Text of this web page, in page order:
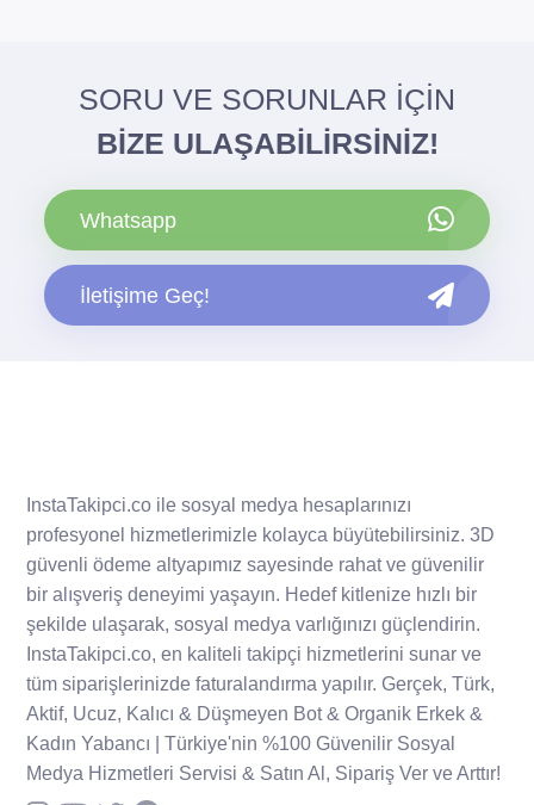
SORU VE SORUNLAR İÇİN
BİZE ULAŞABİLİRSİNİZ!
Whatsapp
İletişime Geç!
InstaTakipci.co ile sosyal medya hesaplarınızı
profesyonel hizmetlerimizle kolayca büyütebilirsiniz. 3D
güvenli ödeme altyapımız sayesinde rahat ve güvenilir
bir alışveriş deneyimi yaşayın. Hedef kitlenize hızlı bir
şekilde ulaşarak, sosyal medya varlığınızı güçlendirin.
InstaTakipci.co, en kaliteli takipçi hizmetlerini sunar ve
tüm siparişlerinizde faturalandırma yapılır. Gerçek, Türk,
Aktif, Ucuz, Kalıcı & Düşmeyen Bot & Organik Erkek &
Kadın Yabancı | Türkiye'nin %100 Güvenilir Sosyal
Medya Hizmetleri Servisi & Satın Al, Sipariş Ver ve Arttır!